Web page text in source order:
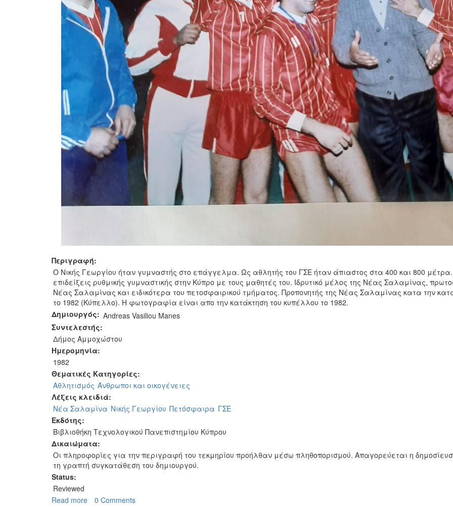
Περιγραφή:
Ο Νικής Γεωργίου ήταν γυμναστής στο επάγγελμα. Ως αθλητής του ΓΣΕ ήταν άπιαστος στα 400 και 800
επιδείξεις ρυθμικής γυμναστικής στην Κύπρο με τους μαθητές του. Ιδρυτικό μέλος της Νέας Σαλαμίνας,
Νέας Σαλαμίνας και ειδικότερα του πετοσφαιρικού τμήματος. Προπονητής της Νέας Σαλαμίνας κατα την
το 1982 (Κύπελλο). Η φωτογραφία είναι απο την κατάκτηση του κυπέλλου το 1982.
Δημιουργός: Andreas Vasiliou Manes
Συντελεστής:
Δήμος Αμμοχώστου
Ημερομηνία:
1982
Θεματικές Κατηγορίες:
Αθλητισμός Άνθρωποι και οικογένειες
Λέξεις κλειδιά:
Νέα Σαλαμίνα Νικής Γεωργίου Πετόσφαιρα ΓΣΕ
Εκδότης:
Βιβλιοθήκη Τεχνολογικού Πανεπιστημίου Κύπρου
Δικαιώματα:
Οι πληροφορίες για την περιγραφή του τεκμηρίου προήλθαν μέσω πληθοπορισμού. Απαγορεύεται η
τη γραπτή συγκατάθεση του δημιουργού.
Status:
Reviewed
Read more about
0 Comments